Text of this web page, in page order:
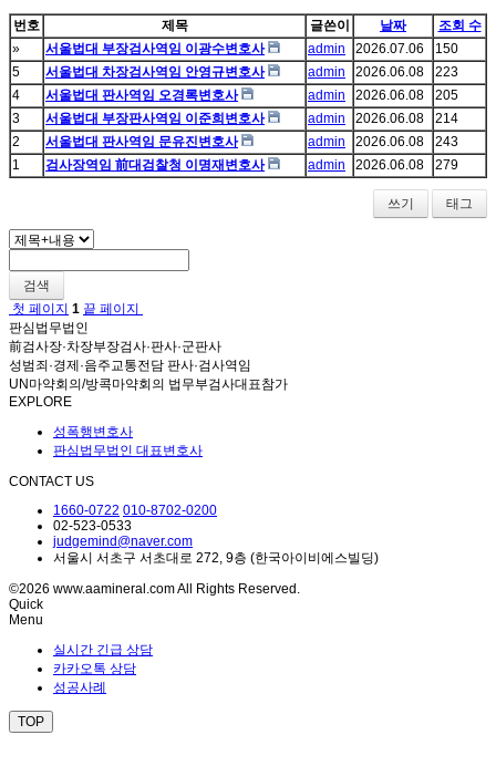
번호 제목 글쓴이 날짜
조회 수
»
서울법대 부장검사역임 이광수변호사 admin 2026.07.06
150
5
서울법대 차장검사역임 안영규변호사 admin 2026.06.08
223
4
서울법대 판사역임 오경록변호사 admin 2026.06.08
205
3
서울법대 부장판사역임 이준희변호사 admin 2026.06.08
214
2
서울법대 판사역임 문유진변호사 admin 2026.06.08
243
1
검사장역임 前대검찰청 이명재변호사 admin 2026.06.08 279
쓰기 태그
검색
첫 페이지 1 끝 페이지
판심법무법인
前검사장·차장부장검사·판사·군판사
성범죄·경제·음주교통전담 판사·검사역임
UN마약회의/방콕마약회의 법무부검사대표참가
EXPLORE
성폭행변호사
판심법무법인 대표변호사
CONTACT US
1660-0722 010-8702-0200
02-523-0533
judgemind@naver.com
서울시 서초구 서초대로 272, 9층 (한국아이비에스빌딩)
©2026 www.aamineral.com All Rights Reserved.
Quick
Menu
실시간 긴급 상담
카카오톡 상담
성공사례
TOP